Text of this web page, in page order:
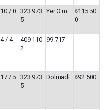
10 / 0 323,973
5
Yer.Olm.
₺115.50
0
4 / 4
409,110
2
99.717 -
17 / 5 323,973
5
Dolmadı ₺92.500